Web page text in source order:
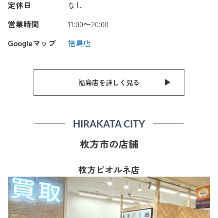
定休日
なし
営業時間
11:00〜20:00
Googleマップ
福島店
福島店を詳しく見る
HIRAKATA CITY
枚方市の店舗
枚方ビオルネ店